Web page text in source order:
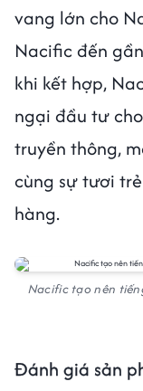
vang lớn cho
Nacific đến
khi kết hợp,
ngại đầu tư
truyền thông,
cùng sự tươi
hàng.
Nacific tạo nên
Đánh giá sản